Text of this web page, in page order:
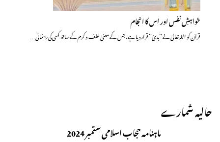
خواہشِ نفس اور اس کا انجام
قرآن کو اللہ تعالیٰ نے ’’ہدیً‘‘ قرار دیا ہے، جس کے معنیٰ لطف و کرم کے ساتھ کسی کی رہنمائی…
حالیہ شمارے
ماہنامہ حجاب اسلامی ستمبر 2024